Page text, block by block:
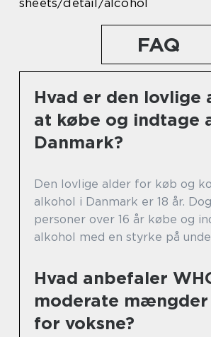
sheets/detail/alcohol
FAQ
Hvad er den lovlige
at købe og indtage
Danmark?
Den lovlige alder for køb og
alkohol i Danmark er 18 år.
personer over 16 år købe og
alkohol med en styrke på
Hvad anbefaler
moderate
for voksne?